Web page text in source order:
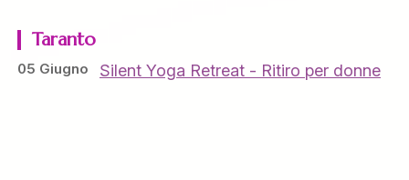
Taranto
05 Giugno Silent Yoga Retreat - Ritiro per donne